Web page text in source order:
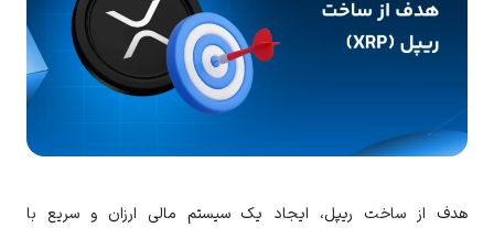
هدف از ساخت ریپل، ایجاد یک سیستم مالی ارزان و سریع با